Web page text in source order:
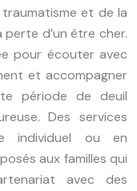
et de la
d’un être cher.
pour écouter avec
et accompagner
période de deuil
Des services
individuel ou en
aux familles qui
avec des